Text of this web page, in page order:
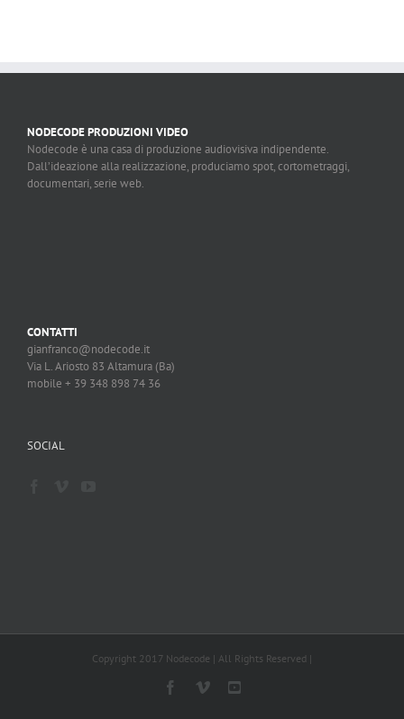
NODECODE PRODUZIONI VIDEO
Nodecode è una casa di produzione audiovisiva indipendente.
Dall’ideazione alla realizzazione, produciamo spot, cortometraggi,
documentari, serie web.
CONTATTI
gianfranco@nodecode.it
Via L. Ariosto 83 Altamura (Ba)
mobile + 39 348 898 74 36
SOCIAL
Copyright 2017 Nodecode | All Rights Reserved |
Facebook
Vimeo